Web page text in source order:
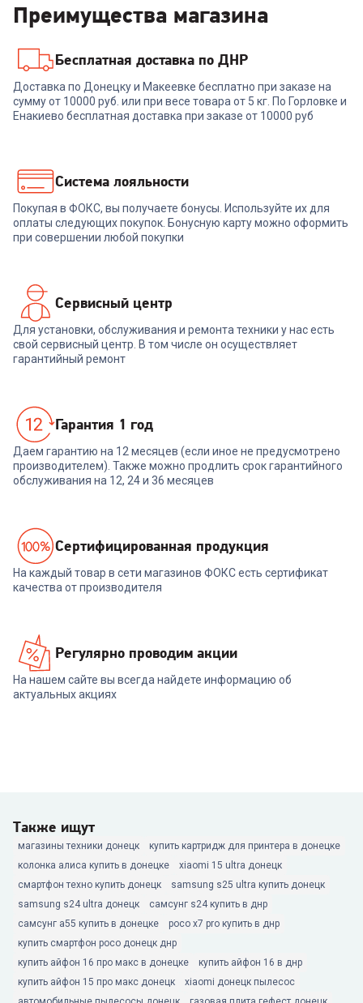
Микроволновая печь
SAMSUNG MS23K3614AK/BW
12 499₽
В корзину
Преимущества магазина
Бесплатная доставка по ДНР
Доставка по Донецку и Макеевке бесплатно при заказе на
сумму от 10000 руб. или при весе товара от 5 кг. По Горловке и
Енакиево бесплатная доставка при заказе от 10000 руб
Система лояльности
Покупая в ФОКС, вы получаете бонусы. Используйте их для
оплаты следующих покупок. Бонусную карту можно оформить
при совершении любой покупки
Сервисный центр
Для установки, обслуживания и ремонта техники у нас есть
свой сервисный центр. В том числе он осуществляет
гарантийный ремонт
Гарантия 1 год
Даем гарантию на 12 месяцев (если иное не предусмотрено
производителем). Также можно продлить срок гарантийного
обслуживания на 12, 24 и 36 месяцев
Cертифицированная продукция
На каждый товар в сети магазинов ФОКС есть сертификат
качества от производителя
Регулярно проводим акции
На нашем сайте вы всегда найдете информацию об
актуальных акциях
Также ищут
магазины техники донецк
купить картридж для принтера в донецке
колонка алиса купить в донецке
xiaomi 15 ultra донецк
смартфон техно купить донецк
samsung s25 ultra купить донецк
samsung s24 ultra донецк
самсунг s24 купить в днр
самсунг а55 купить в донецке
poco x7 pro купить в днр
купить смартфон poco донецк днр
купить айфон 16 про макс в донецке
купить айфон 16 в днр
купить айфон 15 про макс донецк
xiaomi донецк пылесос